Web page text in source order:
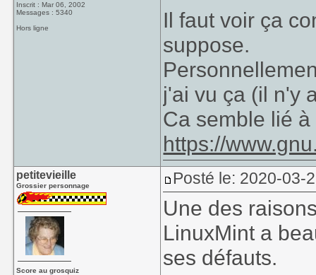
Inscrit : Mar 06, 2002
Messages : 5340
Hors ligne
Il faut voir ça
suppose.
j'ai vu ça (il n'y
Ca semble lié
https://
petitevieille
Grossier personnage
Score au grosquiz
Posté le: 2020-03-
Une des
LinuxMint a
ses défauts.